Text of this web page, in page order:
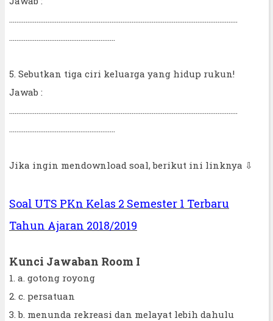
5. Sebutkan tiga ciri keluarga yang hidup rukun!
Jawab :
Jika ingin mendownload soal, berikut ini linknya ⇩
Soal UTS PKn Kelas 2 Semester 1 Terbaru
Tahun Ajaran 2018/2019
Kunci Jawaban Room I
1. a. gotong royong
2. c. persatuan
3. b. menunda rekreasi dan melayat lebih dahulu